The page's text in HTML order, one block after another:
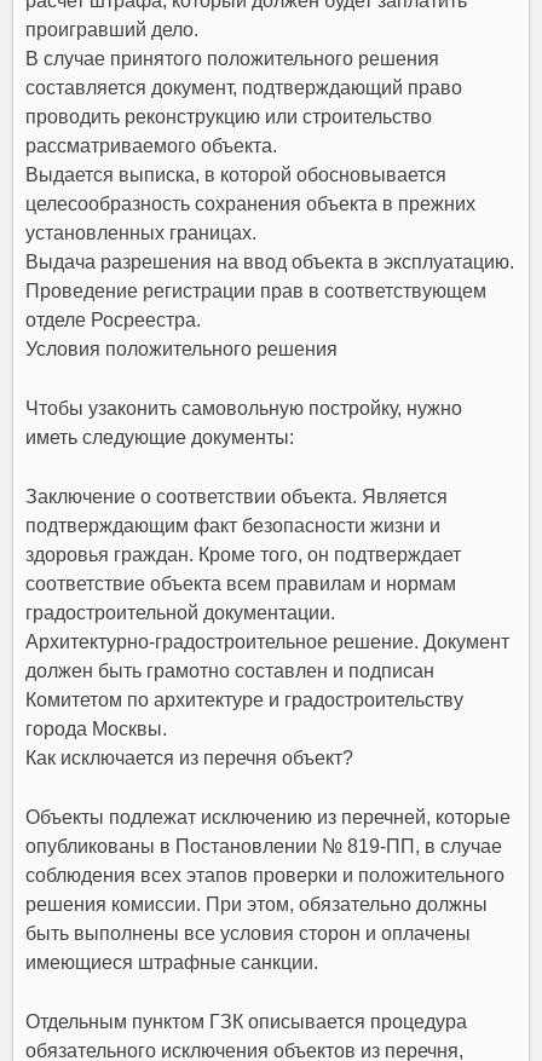
проигравший дело.
В случае принятого положительного решения
составляется документ, подтверждающий право
проводить реконструкцию или строительство
рассматриваемого объекта.
Выдается выписка, в которой обосновывается
целесообразность сохранения объекта в прежних
установленных границах.
Выдача разрешения на ввод объекта в эксплуатацию.
Проведение регистрации прав в соответствующем
отделе Росреестра.
Условия положительного решения
Чтобы узаконить самовольную постройку, нужно
иметь следующие документы:
Заключение о соответствии объекта. Является
подтверждающим факт безопасности жизни и
здоровья граждан. Кроме того, он подтверждает
соответствие объекта всем правилам и нормам
градостроительной документации.
Архитектурно-градостроительное решение. Документ
должен быть грамотно составлен и подписан
Комитетом по архитектуре и градостроительству
города Москвы.
Как исключается из перечня объект?
Объекты подлежат исключению из перечней, которые
опубликованы в Постановлении № 819-ПП, в случае
соблюдения всех этапов проверки и положительного
решения комиссии. При этом, обязательно должны
быть выполнены все условия сторон и оплачены
имеющиеся штрафные санкции.
Отдельным пунктом ГЗК описывается процедура
обязательного исключения объектов из перечня,